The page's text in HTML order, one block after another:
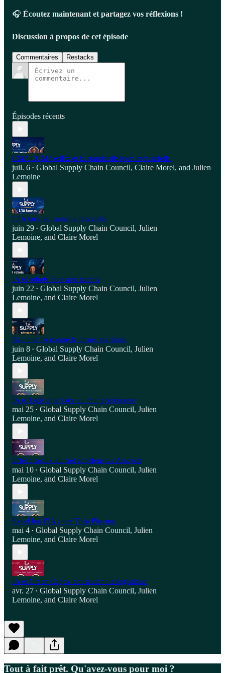
🎧 Écoutez maintenant et partagez vos réflexions !
Discussion à propos de cet épisode
Commentaires Restacks
Épisodes récents
CMA CGM FedEx et la standardisation industrielle
juil. 6 • Global Supply Chain Council, Claire Morel, and Julien
Lemoine
L'IA face au tsunami des colis
juin 29 • Global Supply Chain Council, Julien
Lemoine, and Claire Morel
IA et robots face aux talents
juin 22 • Global Supply Chain Council, Julien
Lemoine, and Claire Morel
Béton et IA contre le chaos maritime
juin 8 • Global Supply Chain Council, Julien
Lemoine, and Claire Morel
IA et logistique face au mur écologique
mai 25 • Global Supply Chain Council, Julien
Lemoine, and Claire Morel
Effet ciseaux du fret et offensive Amazon
mai 10 • Global Supply Chain Council, Julien
Lemoine, and Claire Morel
Excel bat l’IA chez Théa Pharma
mai 4 • Global Supply Chain Council, Julien
Lemoine, and Claire Morel
IA et Green Capex bousculent la logistique
avr. 27 • Global Supply Chain Council, Julien
Lemoine, and Claire Morel
Tout à fait prêt. Qu'avez-vous pour moi ?